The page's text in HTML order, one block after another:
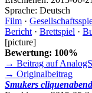
Sprache: Deutsch
Film ·
Bericht · Brettspiel ·
[picture]
Bewertung: 100%
→ Beitrag auf
→ Originalbeitrag
Smukers